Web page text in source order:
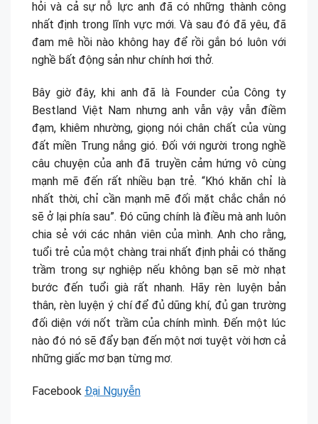
hỏi và cả sự nỗ lực anh đã có những thành công
nhất định trong lĩnh vực mới. Và sau đó đã yêu, đã
đam mê hồi nào không hay để rồi gắn bó luôn với
nghề bất động sản như chính hơi thở.
Bây giờ đây, khi anh đã là Founder của Công ty
Bestland Việt Nam nhưng anh vẫn vậy vẫn điềm
đạm, khiêm nhường, giọng nói chân chất của vùng
đất miền Trung nắng gió. Đối với người trong nghề
câu chuyện của anh đã truyền cảm hứng vô cùng
mạnh mẽ đến rất nhiều bạn trẻ. “Khó khăn chỉ là
nhất thời, chỉ cần mạnh mẽ đối mặt chắc chắn nó
sẽ ở lại phía sau”. Đó cũng chính là điều mà anh luôn
chia sẻ với các nhân viên của mình. Anh cho rằng,
tuổi trẻ của một chàng trai nhất định phải có thăng
trầm trong sự nghiệp nếu không bạn sẽ mờ nhạt
bước đến tuổi già rất nhanh. Hãy rèn luyện bản
thân, rèn luyện ý chí để đủ dũng khí, đủ gan trường
đối diện với nốt trầm của chính mình. Đến một lúc
nào đó nó sẽ đẩy bạn đến một nơi tuyệt vời hơn cả
những giấc mơ bạn từng mơ.
Facebook Đại Nguyễn